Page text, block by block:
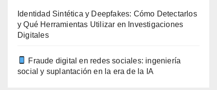
Identidad Sintética y Deepfakes: Cómo Detectarlos
y Qué Herramientas Utilizar en Investigaciones
Digitales
Fraude digital en redes sociales: ingeniería
social y suplantación en la era de la IA